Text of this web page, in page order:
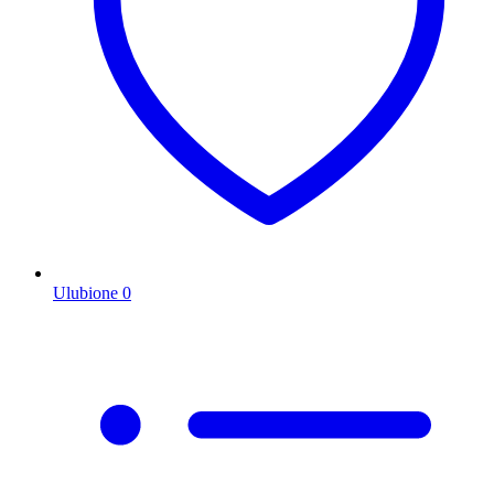
Ulubione 0